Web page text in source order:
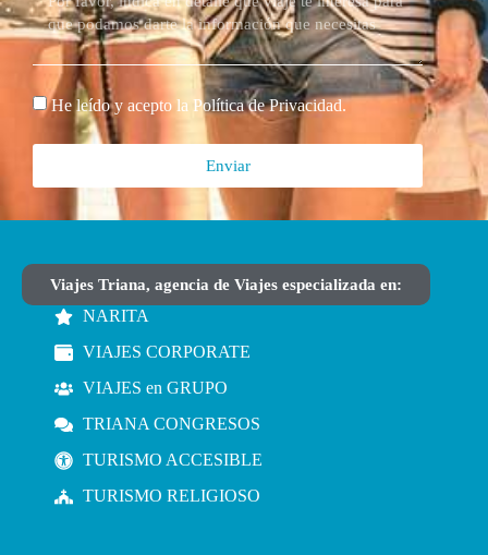
He leído y acepto la Política de Privacidad.
Enviar
Viajes Triana, agencia de Viajes especializada en:
NARITA
VIAJES CORPORATE
VIAJES en GRUPO
TRIANA CONGRESOS
TURISMO ACCESIBLE
TURISMO RELIGIOSO